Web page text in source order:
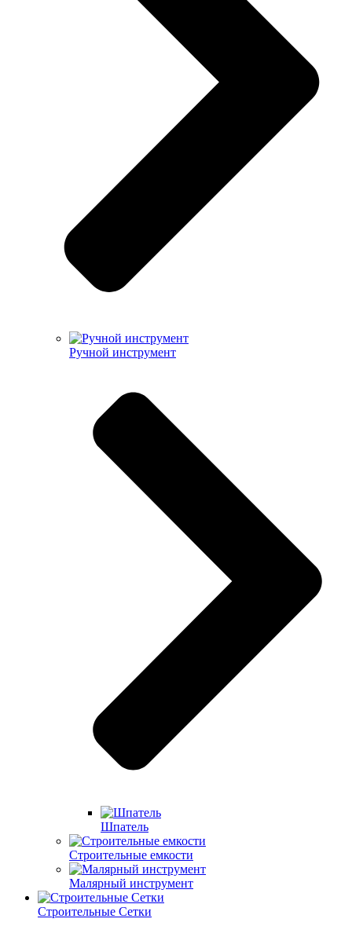
Ручной инструмент
Шпатель
Строительные емкости
Малярный инструмент
Строительные Сетки